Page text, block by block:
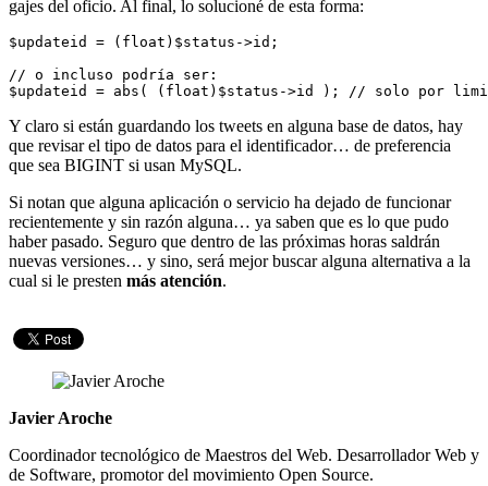
gajes del oficio. Al final, lo solucioné de esta forma:
$updateid = (float)$status->id;
// o incluso podría ser:
$updateid = abs( (float)$status->id ); // solo por
Y claro si están guardando los tweets en alguna base de datos, hay
que revisar el tipo de datos para el identificador… de preferencia
que sea BIGINT si usan MySQL.
Si notan que alguna aplicación o servicio ha dejado de funcionar
recientemente y sin razón alguna… ya saben que es lo que pudo
haber pasado. Seguro que dentro de las próximas horas saldrán
nuevas versiones… y sino, será mejor buscar alguna alternativa a la
cual si le presten más atención.
Javier Aroche
Coordinador tecnológico de Maestros del Web. Desarrollador Web y
de Software, promotor del movimiento Open Source.